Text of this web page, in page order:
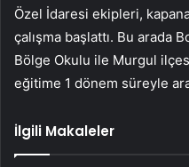
Özel İdaresi ekipleri,
çalışma başlattı. Bu arada
Bölge Okulu ile Murgul
eğitime 1 dönem süreyle
İlgili Makaleler